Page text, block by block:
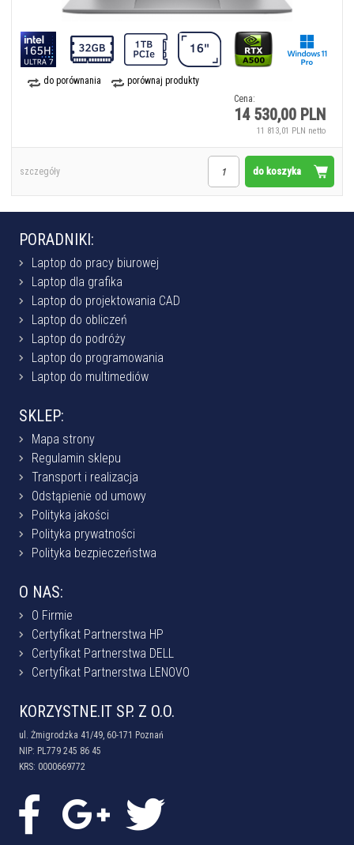
do porównania
porównaj produkty
Cena:
14 530,00 PLN
11 813,01 PLN netto
do koszyka
szczegóły
PORADNIKI:
Laptop do pracy biurowej
Laptop dla grafika
Laptop do projektowania CAD
Laptop do obliczeń
Laptop do podróży
Laptop do programowania
Laptop do multimediów
SKLEP:
Mapa strony
Regulamin sklepu
Transport i realizacja
Odstąpienie od umowy
Polityka jakości
Polityka prywatności
Polityka bezpieczeństwa
O NAS:
O Firmie
Certyfikat Partnerstwa HP
Certyfikat Partnerstwa DELL
Certyfikat Partnerstwa LENOVO
KORZYSTNE.IT SP. Z O.O.
ul. Żmigrodzka 41/49, 60-171 Poznań
NIP: PL779 245 86 45
KRS: 0000669772